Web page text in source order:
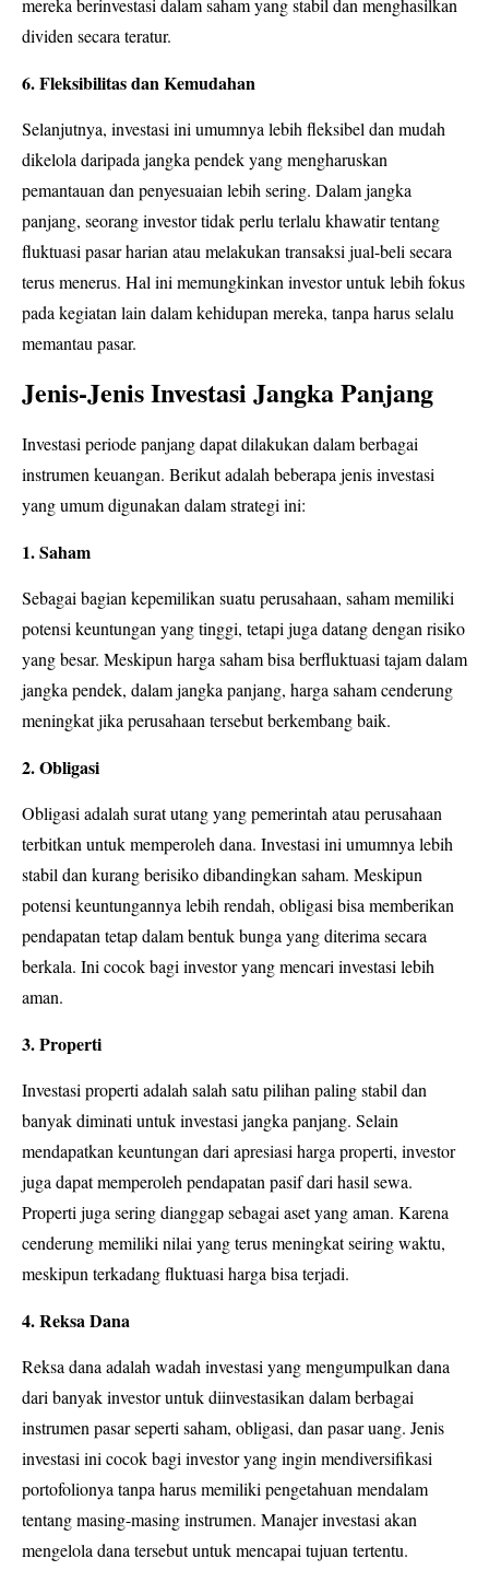
mereka berinvestasi dalam saham yang stabil dan menghasilkan
dividen secara teratur.
6. Fleksibilitas dan Kemudahan
Selanjutnya, investasi ini umumnya lebih fleksibel dan mudah
dikelola daripada jangka pendek yang mengharuskan
pemantauan dan penyesuaian lebih sering. Dalam jangka
panjang, seorang investor tidak perlu terlalu khawatir tentang
fluktuasi pasar harian atau melakukan transaksi jual-beli secara
terus menerus. Hal ini memungkinkan investor untuk lebih fokus
pada kegiatan lain dalam kehidupan mereka, tanpa harus selalu
memantau pasar.
Jenis-Jenis Investasi Jangka Panjang
Investasi periode panjang dapat dilakukan dalam berbagai
instrumen keuangan. Berikut adalah beberapa jenis investasi
yang umum digunakan dalam strategi ini:
1. Saham
Sebagai bagian kepemilikan suatu perusahaan, saham memiliki
potensi keuntungan yang tinggi, tetapi juga datang dengan risiko
yang besar. Meskipun harga saham bisa berfluktuasi tajam dalam
jangka pendek, dalam jangka panjang, harga saham cenderung
meningkat jika perusahaan tersebut berkembang baik.
2. Obligasi
Obligasi adalah surat utang yang pemerintah atau perusahaan
terbitkan untuk memperoleh dana. Investasi ini umumnya lebih
stabil dan kurang berisiko dibandingkan saham. Meskipun
potensi keuntungannya lebih rendah, obligasi bisa memberikan
pendapatan tetap dalam bentuk bunga yang diterima secara
berkala. Ini cocok bagi investor yang mencari investasi lebih
aman.
3. Properti
Investasi properti adalah salah satu pilihan paling stabil dan
banyak diminati untuk investasi jangka panjang. Selain
mendapatkan keuntungan dari apresiasi harga properti, investor
juga dapat memperoleh pendapatan pasif dari hasil sewa.
Properti juga sering dianggap sebagai aset yang aman. Karena
cenderung memiliki nilai yang terus meningkat seiring waktu,
meskipun terkadang fluktuasi harga bisa terjadi.
4. Reksa Dana
Reksa dana adalah wadah investasi yang mengumpulkan dana
dari banyak investor untuk diinvestasikan dalam berbagai
instrumen pasar seperti saham, obligasi, dan pasar uang. Jenis
investasi ini cocok bagi investor yang ingin mendiversifikasi
portofolionya tanpa harus memiliki pengetahuan mendalam
tentang masing-masing instrumen. Manajer investasi akan
mengelola dana tersebut untuk mencapai tujuan tertentu.